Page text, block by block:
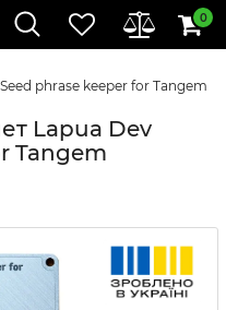
0
phrase keeper for Tangem
Lapua Dev
Tangem